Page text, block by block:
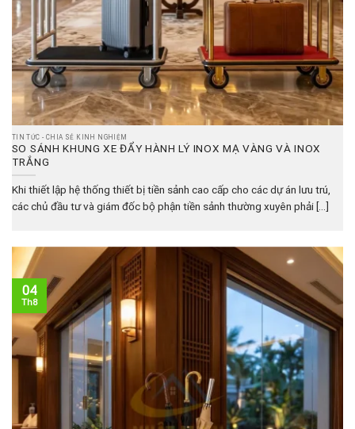
TIN TỨC - CHIA SẺ KINH NGHIỆM
SO SÁNH KHUNG XE ĐẨY HÀNH LÝ INOX MẠ VÀNG VÀ INOX
TRẮNG
Khi thiết lập hệ thống thiết bị tiền sảnh cao cấp cho các dự án lưu trú,
các chủ đầu tư và giám đốc bộ phận tiền sảnh thường xuyên phải [...]
04
Th8